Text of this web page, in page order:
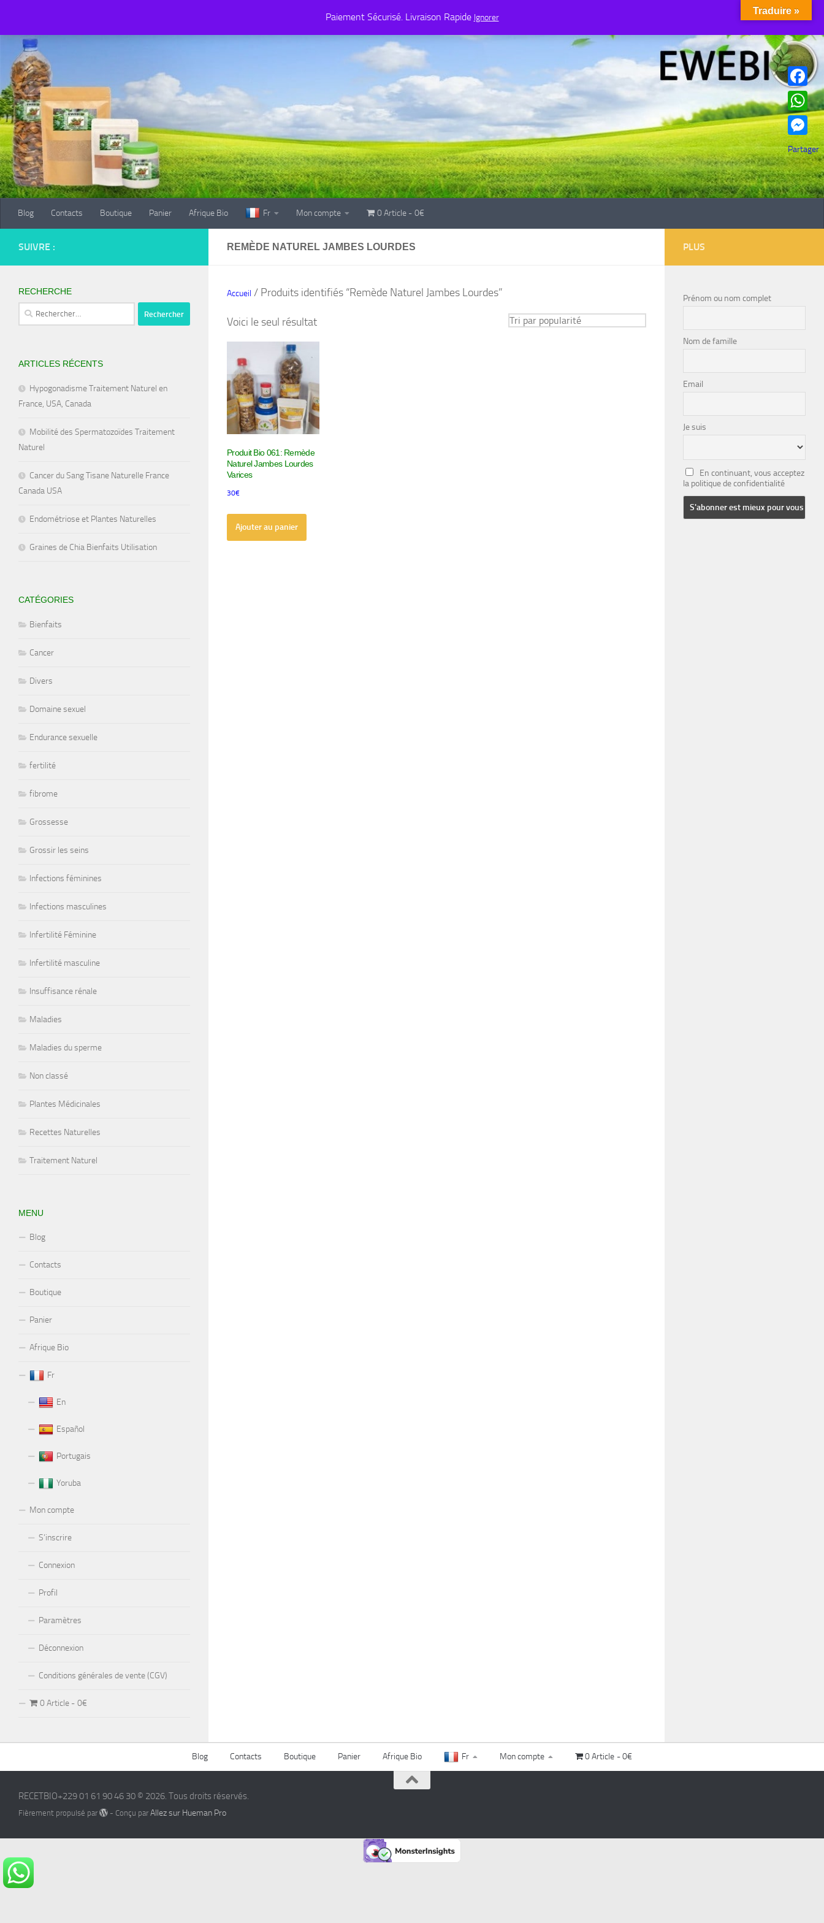
Paiement Sécurisé. Livraison Rapide Ignorer
Mon compte 0 Article 0€
Blog Contacts Boutique Panier Afrique Bio Fr Mon compte 0 Article 0€
REMÈDE NATUREL JAMBES LOURDES
Accueil / Produits identifiés “Remède Naturel Jambes Lourdes”
Voici le seul résultat
Produit Bio 061: Remède
Naturel Jambes Lourdes
Varices
30€
Ajouter au panier
SUIVRE :
RECHERCHE
Rechercher :
ARTICLES RÉCENTS
Hypogonadisme Traitement Naturel en
France, USA, Canada
Mobilité des Spermatozoïdes Traitement
Naturel
Cancer du Sang Tisane Naturelle France
Canada USA
Endométriose et Plantes Naturelles
Graines de Chia Bienfaits Utilisation
CATÉGORIES
Bienfaits
Cancer
Divers
Domaine sexuel
Endurance sexuelle
fertilité
fibrome
Grossesse
Grossir les seins
Infections féminines
Infections masculines
Infertilité Féminine
Infertilité masculine
Insuffisance rénale
Maladies
Maladies du sperme
Non classé
Plantes Médicinales
Recettes Naturelles
Traitement Naturel
MENU
Blog
Contacts
Boutique
Panier
Afrique Bio
Fr
En
Español
Portugais
Yoruba
Mon compte
S’inscrire
Connexion
Profil
Paramètres
Déconnexion
Conditions générales de vente (CGV)
0 Article 0€
PLUS
Prénom ou nom complet
Nom de famille
Email
Je suis
En continuant, vous acceptez
la politique de confidentialité
Blog Contacts Boutique Panier Afrique Bio Fr Mon compte 0 Article 0€
RECETBIO+229 01 61 90 46 30 © 2026. Tous droits réservés.
Fièrement propulsé par - Conçu par Allez sur Hueman Pro
Facebook
WhatsApp
Partager
Traduire »